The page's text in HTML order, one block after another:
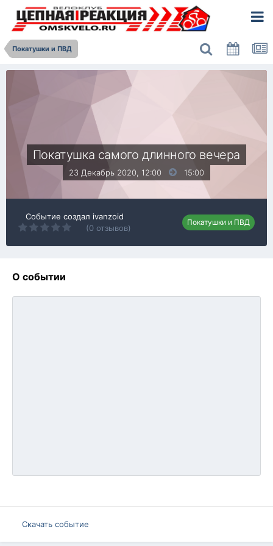
Покатушки и ПВД
Покатушка самого длинного вечера
23 Декабрь 2020, 12:00 15:00
Событие создал ivanzoid
(0 отзывов)
Покатушки и ПВД
О событии
Скачать событие